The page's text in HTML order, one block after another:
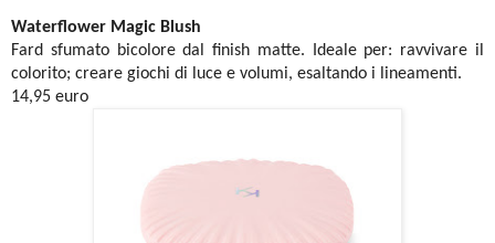
Waterflower Magic Blush
Fard sfumato bicolore dal finish matte. Ideale per: ravvivare il
colorito; creare giochi di luce e volumi, esaltando i lineamenti.
14,95 euro